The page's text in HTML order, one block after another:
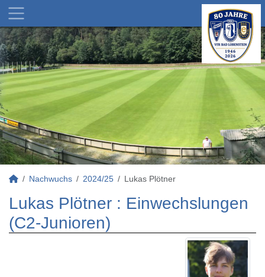
Nachwuchs 2024/25 Lukas Plötner
Lukas Plötner : Einwechslungen
(C2-Junioren)